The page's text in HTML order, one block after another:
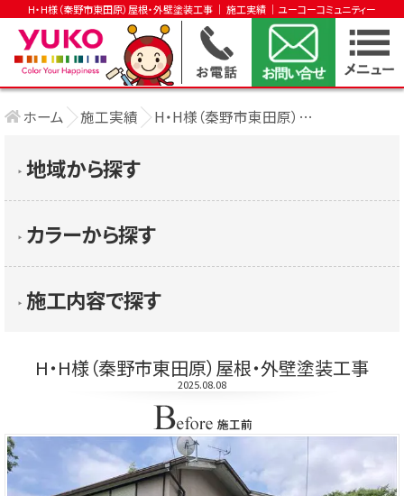
H・H様（秦野市東田原）屋根・外壁塗装工事 │ 施工実績 │ユーコーコミュニティー
ホーム 施工実績 H・H様（秦野市東田原）屋根・外壁塗装工事
▶︎ 施工内容で探す
▶︎ カラーから探す
▶︎ 地域から探す
H・H様（秦野市東田原）屋根・外壁塗装工事
2025.08.08